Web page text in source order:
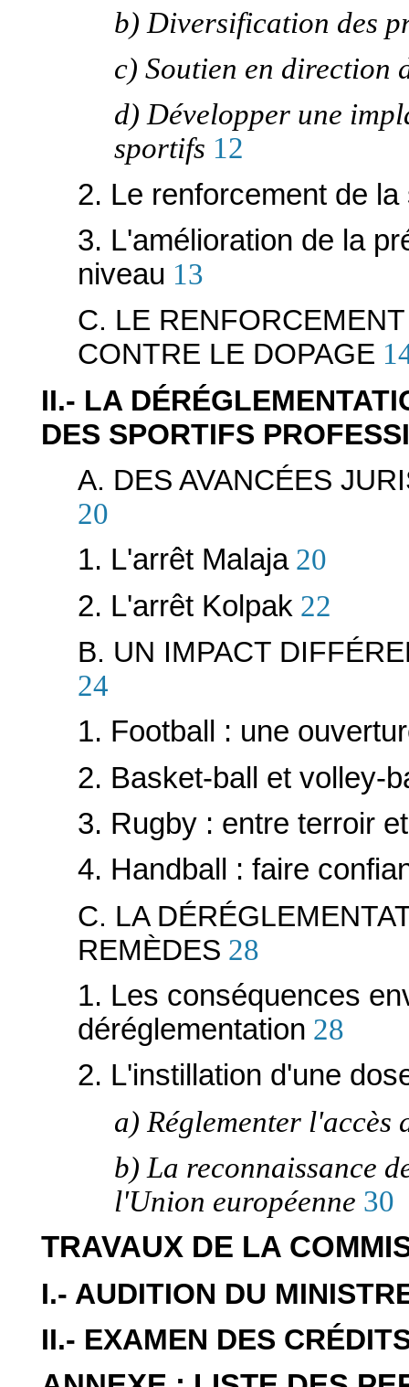
b) Diversification des
c) Soutien en direction
d) Développer une
sportifs 12
2. Le renforcement de
3. L'amélioration de la
niveau 13
C. LE
CONTRE LE DOPAGE
II.- LA
DES SPORTIFS
A. DES AVANCÉES
20
1. L'arrêt Malaja20
2. L'arrêt Kolpak 22
B. UN IMPACT
24
1. Football : une
2. Basket-ball et volley-
3. Rugby : entre terroir
4. Handball : faire
C. LA
REMÈDES 28
1. Les conséquences
déréglementation 28
2. L'instillation d'une
a) Réglementer
b) La reconnaissance
l'Union européenne 30
TRAVAUX DE LA
I.- AUDITION DU
II.- EXAMEN DES